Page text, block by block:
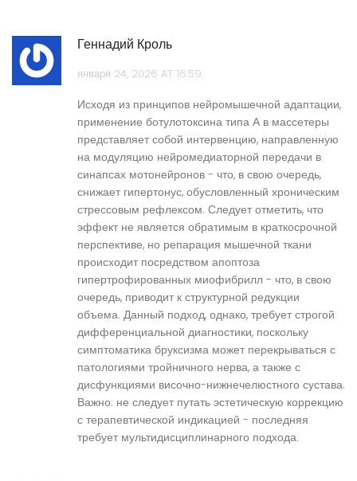
Геннадий Кроль
января 24, 2026 AT 16:59
Исходя из принципов нейромышечной адаптации,
применение ботулотоксина типа А в массетеры
представляет собой интервенцию, направленную
на модуляцию нейромедиаторной передачи в
синапсах мотонейронов - что, в свою очередь,
снижает гипертонус, обусловленный хроническим
стрессовым рефлексом. Следует отметить, что
эффект не является обратимым в краткосрочной
перспективе, но репарация мышечной ткани
происходит посредством апоптоза
гипертрофированных миофибрилл - что, в свою
очередь, приводит к структурной редукции
объема. Данный подход, однако, требует строгой
дифференциальной диагностики, поскольку
симптоматика бруксизма может перекрываться с
патологиями тройничного нерва, а также с
дисфункциями височно-нижнечелюстного сустава.
Важно: не следует путать эстетическую коррекцию
с терапевтической индикацией - последняя
требует мультидисциплинарного подхода.